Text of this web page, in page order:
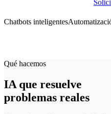
Chatbots inteligentes
Qué hacemos
IA que resuelve
problemas reales